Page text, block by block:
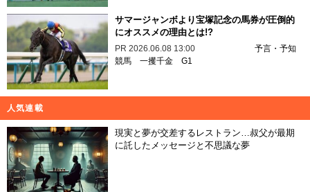
サマージャンボより宝塚記念の馬券が圧倒的
にオススメの理由とは!?
PR 2026.06.08 13:00
予言・予知
競馬 一攫千金 G1
人気連載
現実と夢が交差するレストラン…叔父が最期
に託したメッセージと不思議な夢